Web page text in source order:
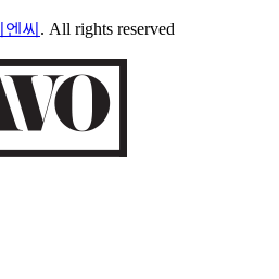
씨 . All rights reserved